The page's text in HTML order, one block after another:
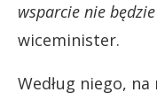
wsparcie nie
wiceminister.
Według niego,